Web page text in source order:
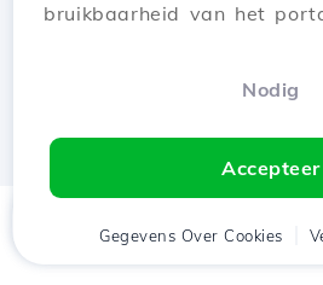
bruikbaarheid van het
Nodig
Accepteer
Gegevens Over Cookies
Cliënt
Winkelwagen